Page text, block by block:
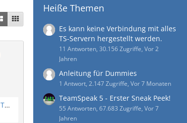
Pop Up bei Benachrichtigungen / Anstupsen in TeamSpeak 3?
Heiße Themen
Es kann keine Verbindung mit alles
TS-Servern hergestellt werden.
11 Antworten, 30.156 Zugriffe, Vor 2
Jahren
Anleitung für Dummies
1 Antwort, 2.147 Zugriffe, Vor 7 Monaten
TeamSpeak 5 - Erster Sneak Peek!
55 Antworten, 67.683 Zugriffe, Vor 7
Jahren